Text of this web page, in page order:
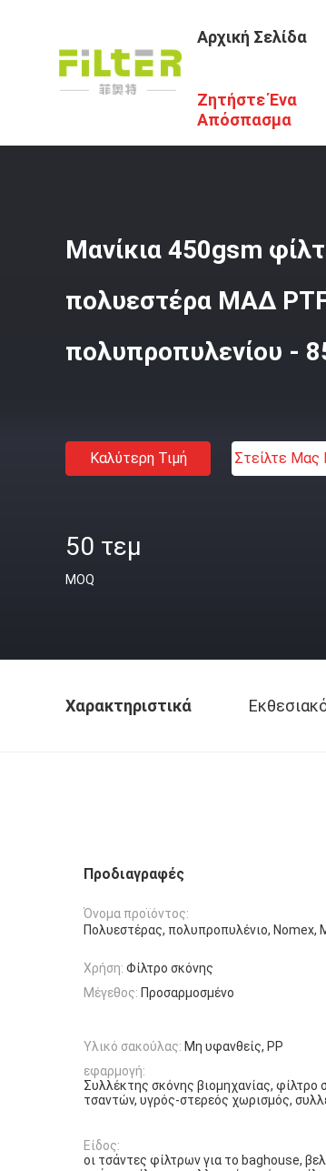
Αρχική Σελίδα
Ζητήστε Ένα
Απόσπασμα
Αρχική Σελίδα Προϊόντα / Τσάντα
Μανίκια 450gsm
πολυεστέρα ΜΑΔ
πολυπροπυλενίου -
Καλύτερη Τιμή Στείλτε Μας
50 τεμ
MOQ
Χαρακτηριστικά
Προδιαγραφές
Όνομα προϊόντος:
Πολυεστέρας, πολυπροπυλένιο,
Χρήση: Φίλτρο σκόνης
Μέγεθος: Προσαρμοσμένο
Υλικό σακούλας: Μη υφανθείς, PP
εφαρμογή:
Συλλέκτης σκόνης βιομηχανίας, φίλτρο
τσαντών, υγρός-στερεός χωρισμός,
Είδος:
οι τσάντες φίλτρων για το baghouse,